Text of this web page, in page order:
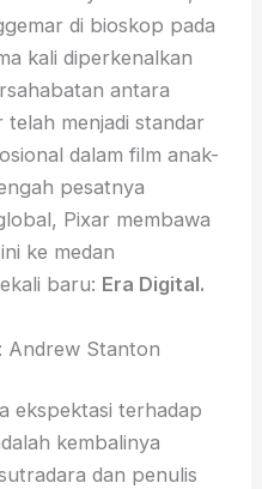
di bioskop pada
kali diperkenalkan
antara
menjadi standar
dalam film anak-
pesatnya
Pixar membawa
ke medan
baru: Era Digital.
Andrew Stanton
ekspektasi terhadap
kembalinya
dan penulis